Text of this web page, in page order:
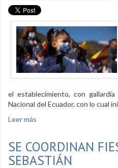
el establecimiento, con
Nacional del Ecuador, con lo cual
Leer más
SE COORDINAN
SEBASTIÁN